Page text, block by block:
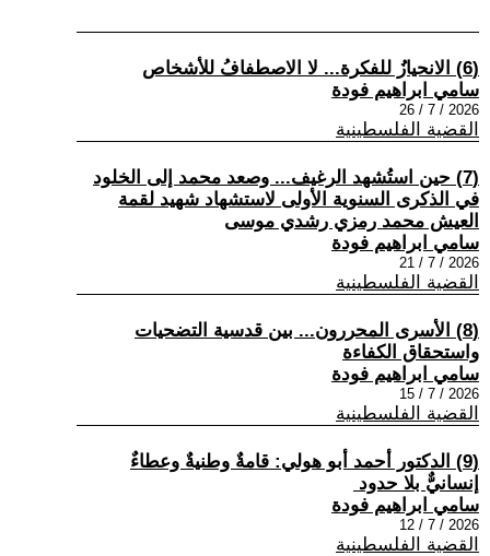
(6) الانحيازُ للفكرة... لا الاصطفافُ للأشخاص
سامي ابراهيم فودة
2026 / 7 / 26
القضية الفلسطينية
(7) حين استُشهد الرغيف... وصعد محمد إلى الخلود
في الذكرى السنوية الأولى لاستشهاد شهيد لقمة
العيش محمد رمزي رشدي موسى
سامي ابراهيم فودة
2026 / 7 / 21
القضية الفلسطينية
(8) الأسرى المحررون... بين قدسية التضحيات
واستحقاق الكفاءة
سامي ابراهيم فودة
2026 / 7 / 15
القضية الفلسطينية
(9) الدكتور أحمد أبو هولي: قامةٌ وطنيةٌ وعطاءٌ
إنسانيٌّ بلا حدود ​
سامي ابراهيم فودة
2026 / 7 / 12
القضية الفلسطينية